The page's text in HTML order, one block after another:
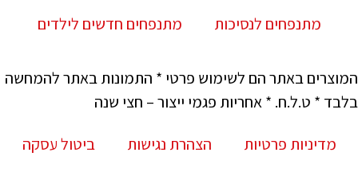
מתנפחים לנסיכות
מתנפחים חדשים לילדים
המוצרים באתר הם לשימוש פרטי * התמונות באתר להמחשה
בלבד * ט.ל.ח. * אחריות פגמי ייצור – חצי שנה
מדיניות פרטיות הצהרת נגישות
ביטול עסקה